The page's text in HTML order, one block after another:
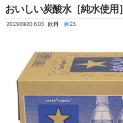
おいしい炭酸水［純水使用］
2013/09/20 8:03 飲料 23